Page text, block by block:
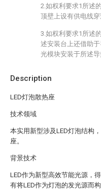
Description
LED灯泡散热座
技术领域
本实用新型涉及LED灯泡结构
座。
背景技术
LED作为新型高效节能光源，
有将LED作为灯泡的发光源而
2.如权利要求1所述
顶壁上设有供电线穿
3.如权利要求1所述
述安装台上还借助
光模块安装于所述导